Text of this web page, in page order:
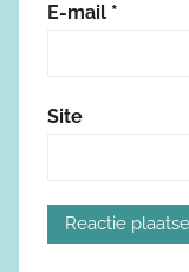
E-mail *
Site